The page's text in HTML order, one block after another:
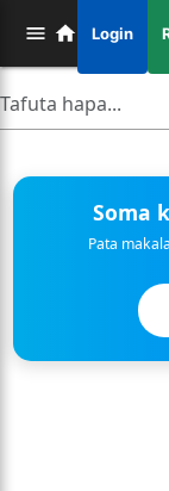
Login
Soma
Pata